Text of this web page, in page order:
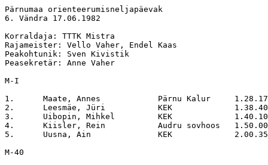
Pärnumaa orienteerumisneljapäevak
6. Vändra 17.06.1982
Korraldaja: TTTK Mistra
Rajameister: Vello Vaher, Endel Kaas
Peakohtunik: Sven Kivistik
Peasekretär: Anne Vaher
M-I
1.	Maate, Annes		Pärnu Kalur	1.28.17
2.	Leesmäe, Jüri		KEK		1.38.40
3.	Uibopin, Mihkel		KEK		1.40.10
4.	Kiisler, Rein		Audru sovhoos	1.50.00
5.	Uusna, Ain		KEK		2.00.35
M-40